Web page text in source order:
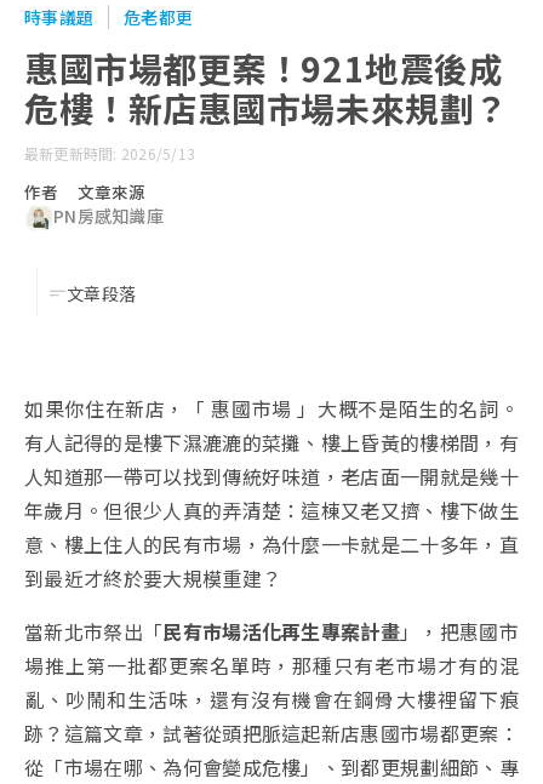
時事議題 危老都更
惠國市場都更案！921地震後成
危樓！新店惠國市場未來規劃？
最新更新時間: 2026/5/13
作者
PN
文章來源
房感知識庫
文章段落
如果你住在新店，「 惠國市場 」大概不是陌生的名詞。
有人記得的是樓下濕漉漉的菜攤、樓上昏黃的樓梯間，有
人知道那一帶可以找到傳統好味道，老店面一開就是幾十
年歲月。但很少人真的弄清楚：這棟又老又擠、樓下做生
意、樓上住人的民有市場，為什麼一卡就是二十多年，直
到最近才終於要大規模重建？
當新北市祭出「民有市場活化再生專案計畫」，把惠國市
場推上第一批都更案名單時，那種只有老市場才有的混
亂、吵鬧和生活味，還有沒有機會在鋼骨大樓裡留下痕
跡？這篇文章，試著從頭把脈這起新店惠國市場都更案：
從「市場在哪、為何會變成危樓」、到都更規劃細節、專